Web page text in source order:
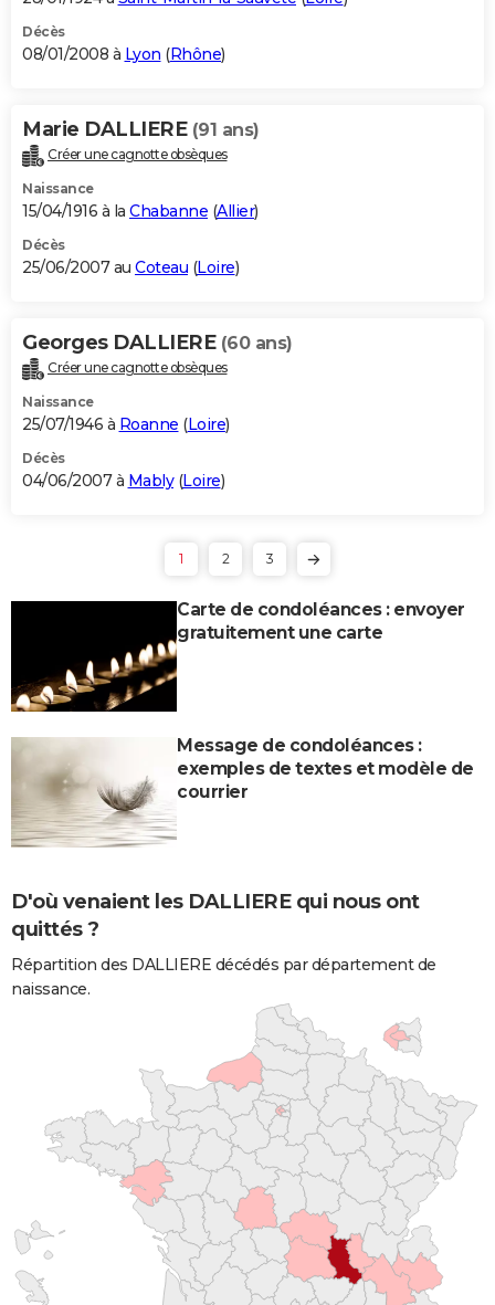
Décès
08/01/2008 à Lyon (Rhône)
Marie DALLIERE (91 ans)
Créer une cagnotte obsèques
Naissance
15/04/1916 à la Chabanne (Allier)
Décès
25/06/2007 au Coteau (Loire)
Georges DALLIERE (60 ans)
Créer une cagnotte obsèques
Naissance
25/07/1946 à Roanne (Loire)
Décès
04/06/2007 à Mably(Loire)
1 2 3
Carte de condoléances : envoyer
gratuitement une carte
Message de condoléances :
exemples de textes et modèle de
courrier
D'où venaient les DALLIERE qui nous ont
quittés ?
Répartition des DALLIERE décédés par département de
naissance.